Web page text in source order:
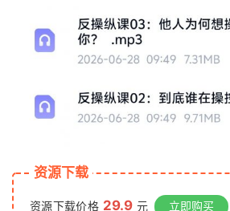
资源下载
资源下载价格 29.9 元 立即购买